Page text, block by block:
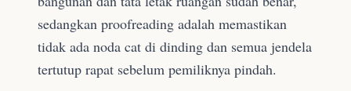
sedangkan proofreading adalah memastikan
tidak ada noda cat di dinding dan semua jendela
tertutup rapat sebelum pemiliknya pindah.